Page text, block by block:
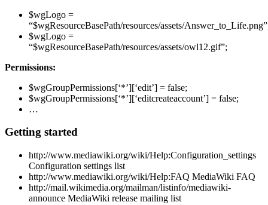
$wgLogo =
“$wgResourceBasePath/resources/assets/
$wgLogo =
“$wgResourceBasePath/resources/assets/owl12.gif”;
Permissions:
$wgGroupPermissions[‘*’][‘edit’] = false;
$wgGroupPermissions[‘*’][‘editcreateaccount’] = false;
…
Getting started
http://www.mediawiki.org/wiki/Help:Configuration_settings
Configuration settings list
http://www.mediawiki.org/wiki/Help:FAQ MediaWiki FAQ
http://mail.wikimedia.org/mailman/listinfo/mediawiki-
announce MediaWiki release mailing list